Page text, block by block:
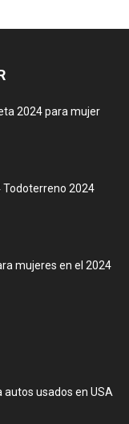
2024 para mujer
Todoterreno 2024
mujeres en el 2024
autos usados en USA